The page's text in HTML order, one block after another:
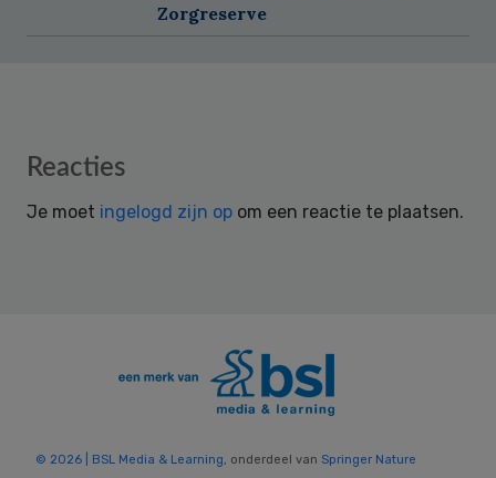
Zorgreserve
Reader
Reacties
Je moet ingelogd zijn op om een reactie te plaatsen.
© 2026 | BSL Media & Learning, onderdeel van Springer Nature